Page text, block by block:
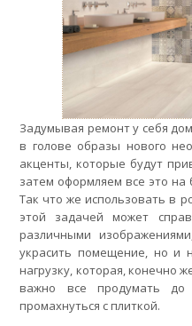
Задумывая ремонт у себя
в голове образы нового
акценты, которые будут
затем оформляем все это на
Так что же использовать в
этой задачей может
различными
украсить помещение, но и
нагрузку, которая, конечно
важно все продумать до
промахнуться с плиткой.